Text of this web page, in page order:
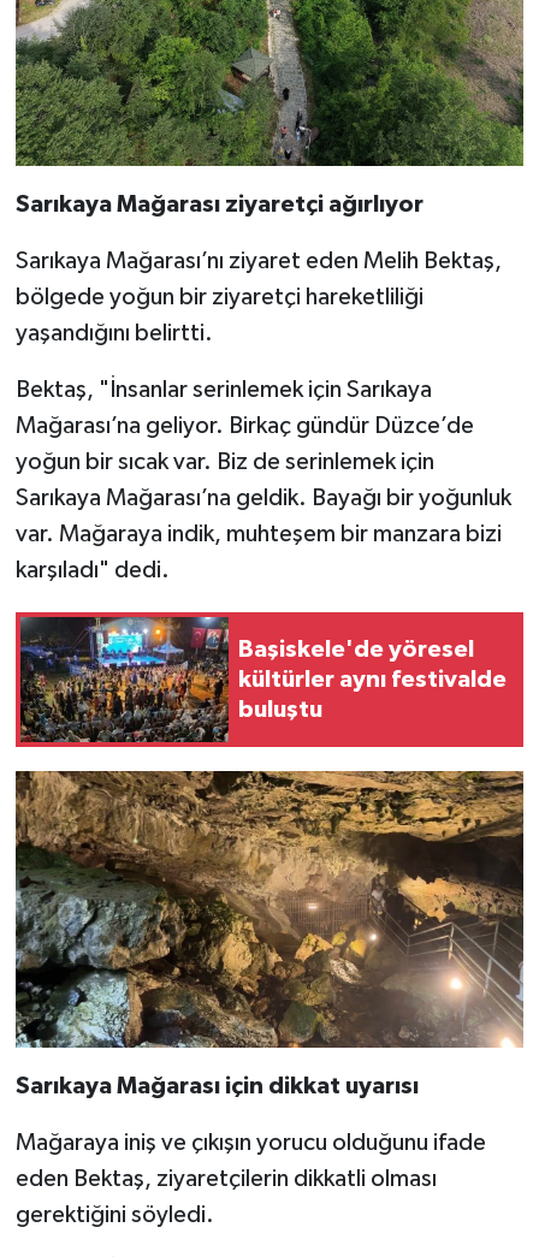
Sarıkaya Mağarası ziyaretçi ağırlıyor
Sarıkaya Mağarası’nı ziyaret eden Melih Bektaş,
bölgede yoğun bir ziyaretçi hareketliliği
yaşandığını belirtti.
Bektaş, "İnsanlar serinlemek için Sarıkaya
Mağarası’na geliyor. Birkaç gündür Düzce’de
yoğun bir sıcak var. Biz de serinlemek için
Sarıkaya Mağarası’na geldik. Bayağı bir yoğunluk
var. Mağaraya indik, muhteşem bir manzara bizi
karşıladı" dedi.
Başiskele'de yöresel
kültürler aynı festivalde
buluştu
Sarıkaya Mağarası için dikkat uyarısı
Mağaraya iniş ve çıkışın yorucu olduğunu ifade
eden Bektaş, ziyaretçilerin dikkatli olması
gerektiğini söyledi.